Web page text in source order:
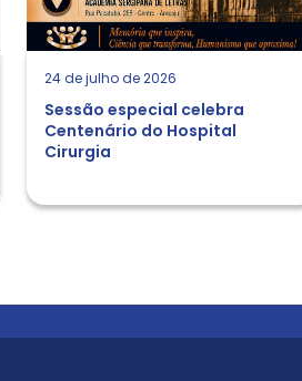
24 de julho de 2026
Sessão especial celebra
Centenário do Hospital
Cirurgia